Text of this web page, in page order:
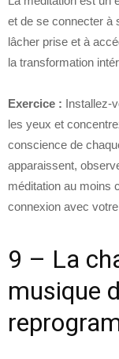
et de se connecter à
lâcher prise et à
la transformation
Exercice : Installez-
les yeux et
conscience de
apparaissent,
méditation au moins
connexion avec
9 – La
musique